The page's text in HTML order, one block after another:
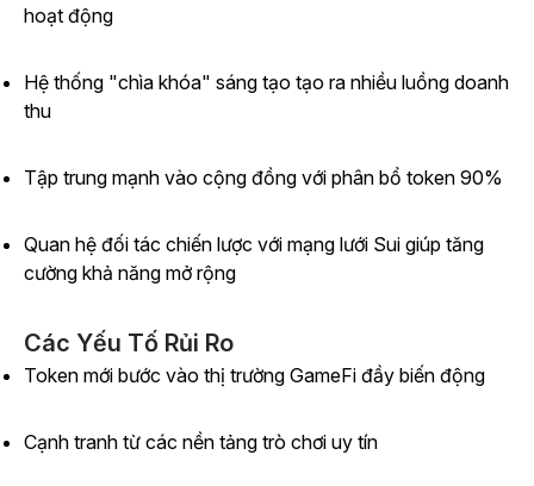
hoạt động
Hệ thống "chìa khóa" sáng tạo tạo ra nhiều luồng doanh
thu
Tập trung mạnh vào cộng đồng với phân bổ token 90%
Quan hệ đối tác chiến lược với mạng lưới Sui giúp tăng
cường khả năng mở rộng
Các Yếu Tố Rủi Ro
Token mới bước vào thị trường GameFi đầy biến động
Cạnh tranh từ các nền tảng trò chơi uy tín